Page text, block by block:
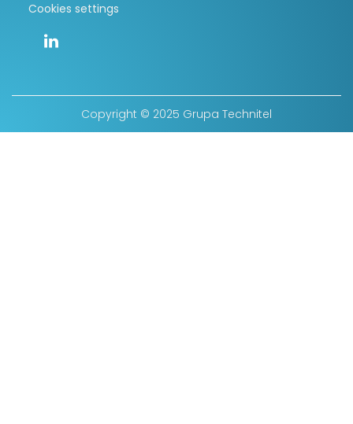
Cookies settings
Copyright © 2025 Grupa Technitel